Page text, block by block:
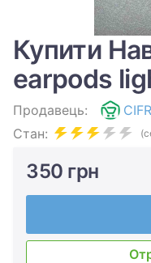
Купити
earpods
Продавець:
Стан:
350 грн